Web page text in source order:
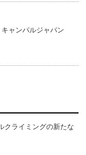
キャンパルジャパン
クライミングの新たな